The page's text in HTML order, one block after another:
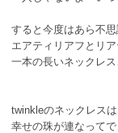
すると今度はあら不思
エアティリアフとリ
一本の長いネックレ
twinkleのネックレスは
幸せの珠が連なってで